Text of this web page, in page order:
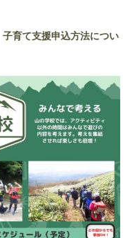
子育て支援申込方法につい